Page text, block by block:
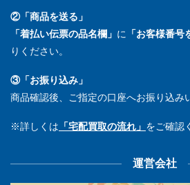
②「商品を送る」
「着払い伝票の品名欄」 に 「お客様番号
りください。
③「お振り込み」
商品確認後、ご指定の口座へお振り込み
※詳しくは 「宅配買取の流れ」 をご確認
運営会社